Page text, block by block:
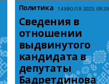
Политика 14 ИЮЛЯ 2023, 09:20
Сведения в
отношении
выдвинутого
кандидата в
депутаты
Бадретдинова